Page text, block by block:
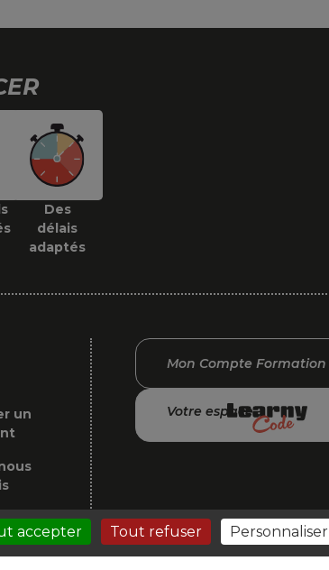
accepter Tout refuser Personnaliser
Des
délais
adaptés
un
Mon Compte Formation
Votre espace